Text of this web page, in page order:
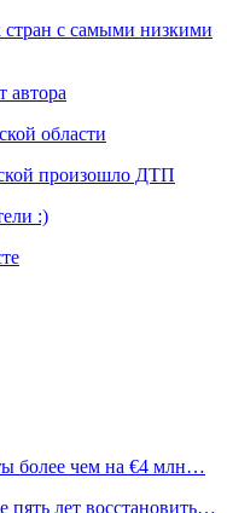
стран с самыми низкими
автора
области
произошло ДТП
:)
более чем на €4 млн…
лет восстановить…